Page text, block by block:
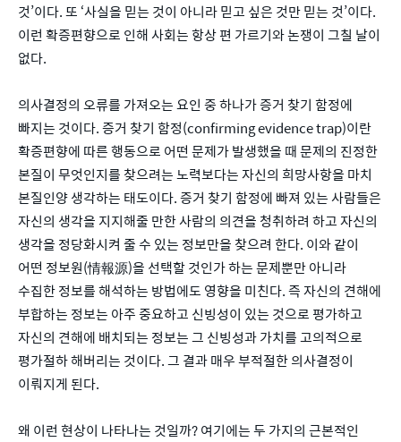
것’이다. 또 ‘사실을 믿는 것이 아니라 믿고 싶은 것만 믿는 것’이다.
이런 확증편향으로 인해 사회는 항상 편 가르기와 논쟁이 그칠 날이
없다.
의사결정의 오류를 가져오는 요인 중 하나가 증거 찾기 함정에
빠지는 것이다. 증거 찾기 함정(confirming evidence trap)이란
확증편향에 따른 행동으로 어떤 문제가 발생했을 때 문제의 진정한
본질이 무엇인지를 찾으려는 노력보다는 자신의 희망사항을 마치
본질인양 생각하는 태도이다. 증거 찾기 함정에 빠져 있는 사람들은
자신의 생각을 지지해줄 만한 사람의 의견을 청취하려 하고 자신의
생각을 정당화시켜 줄 수 있는 정보만을 찾으려 한다. 이와 같이
어떤 정보원(情報源)을 선택할 것인가 하는 문제뿐만 아니라
수집한 정보를 해석하는 방법에도 영향을 미친다. 즉 자신의 견해에
부합하는 정보는 아주 중요하고 신빙성이 있는 것으로 평가하고
자신의 견해에 배치되는 정보는 그 신빙성과 가치를 고의적으로
평가절하 해버리는 것이다. 그 결과 매우 부적절한 의사결정이
이뤄지게 된다.
왜 이런 현상이 나타나는 것일까? 여기에는 두 가지의 근본적인